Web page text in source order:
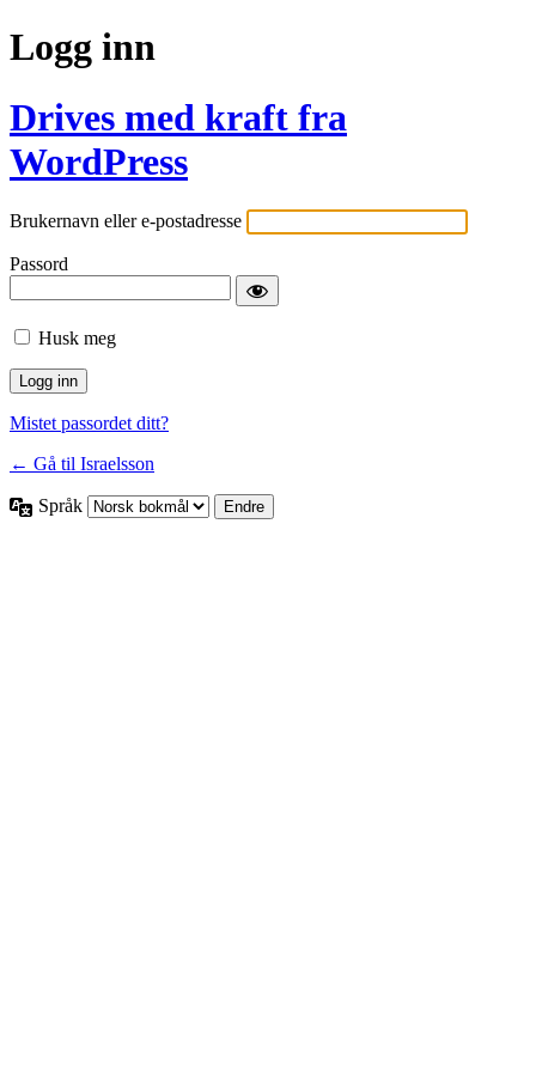
Logg inn
Drives med kraft fra
WordPress
Brukernavn eller e-postadresse
Passord
Husk meg
Mistet passordet ditt?
← Gå til Israelsson
Språk